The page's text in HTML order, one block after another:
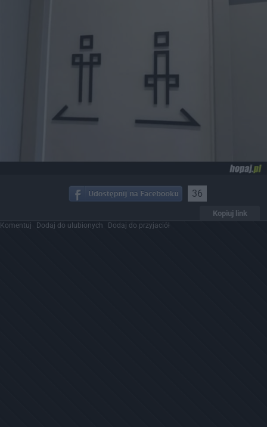
36
Kopiuj link
Komentuj Dodaj do ulubionych Dodaj do przyjaciół